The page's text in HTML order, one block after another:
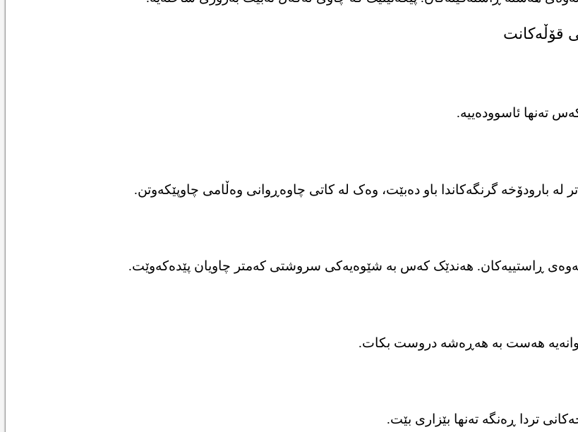
تەنها ئاسوودەییە.
بارودۆخە گرنگەکاندا باو دەبێت، وەک لە کاتی چاوەڕوانی وەڵامی چاوپێکەوتن.
ڕاستییەکان. هەندێک کەس بە شێوەیەکی سروشتی کەمتر چاویان پێدەکەوێت.
لەوانەیە هەست بە هەڕەشە دروست بکات.
تردا ڕەنگە تەنها بێزاری بێت.